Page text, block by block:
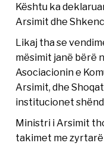
Kështu ka
Arsimit dhe
Likaj tha se
mësimit janë bërë
Asociacionin e
Arsimit, dhe
institucionet
Ministri i Arsimit
takimet me